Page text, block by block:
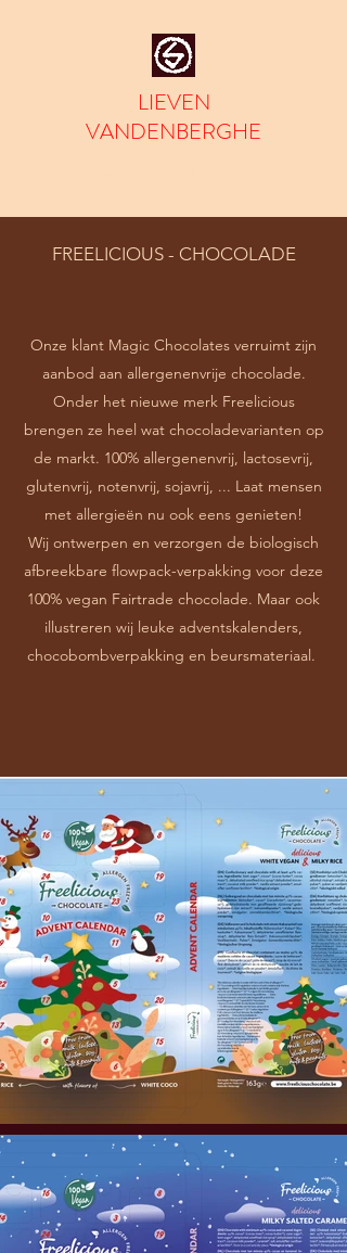
LIEVEN
VANDENBERGHE
FREELICIOUS - CHOCOLADE
Onze klant Magic Chocolates verruimt zijn
aanbod aan allergenenvrije chocolade.
Onder het nieuwe merk Freelicious
brengen ze heel wat chocoladevarianten op
de markt. 100% allergenenvrij, lactosevrij,
glutenvrij, notenvrij, sojavrij, ... Laat mensen
met allergieën nu ook eens genieten!
Wij ontwerpen en verzorgen de biologisch
afbreekbare flowpack-verpakking voor deze
100% vegan Fairtrade chocolade. Maar ook
illustreren wij leuke adventskalenders,
chocobombverpakking en beursmateriaal.